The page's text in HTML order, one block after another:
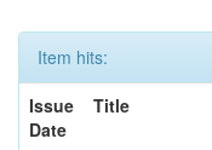
Item hits:
Issue
Date
Title